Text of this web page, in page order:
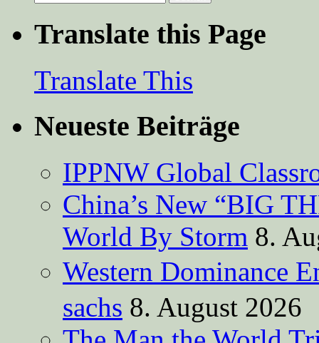
nach:
Translate this Page
Translate This
Neueste Beiträge
IPPNW Global
China’s New “BIG
World By Storm 8.
Western Dominance
sachs 8. August 2026